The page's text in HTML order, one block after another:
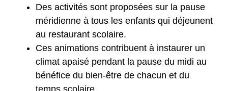
Des activités sont proposées sur la pause
méridienne à tous les enfants qui déjeunent
au restaurant scolaire.
Ces animations contribuent à instaurer un
climat apaisé pendant la pause du midi au
bénéfice du bien-être de chacun et du
temps scolaire.